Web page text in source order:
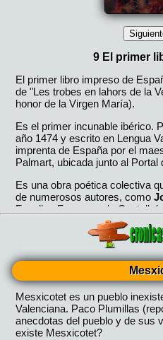
Mesxicotet es un pueblo
Valenciana. Paco Plumillas
anecdotas del pueblo y de sus
existe Mesxicotet?